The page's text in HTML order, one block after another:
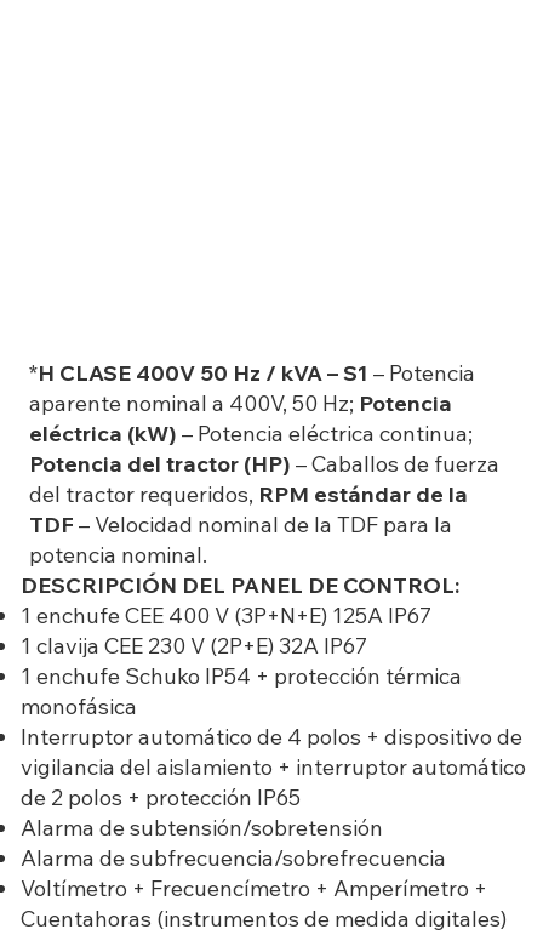
*H CLASE 400V 50 Hz / kVA – S1 – Potencia
aparente nominal a 400V, 50 Hz; Potencia
eléctrica (kW) – Potencia eléctrica continua;
Potencia del tractor (HP) – Caballos de fuerza
del tractor requeridos, RPM estándar de la
TDF– Velocidad nominal de la TDF para la
potencia nominal.
DESCRIPCIÓN DEL PANEL DE CONTROL:
1 enchufe CEE 400 V (3P+N+E) 125A IP67
1 clavija CEE 230 V (2P+E) 32A IP67
1 enchufe Schuko IP54 + protección térmica
monofásica
Interruptor automático de 4 polos + dispositivo de
vigilancia del aislamiento + interruptor automático
de 2 polos + protección IP65
Alarma de subtensión/sobretensión
Alarma de subfrecuencia/sobrefrecuencia
Voltímetro + Frecuencímetro + Amperímetro +
Cuentahoras (instrumentos de medida digitales)